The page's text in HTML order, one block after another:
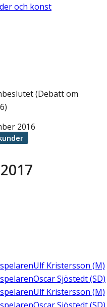
och konst
(Debatt om
2016
Ulf Kristersson (M)
Oscar Sjöstedt (SD)
Ulf Kristersson (M)